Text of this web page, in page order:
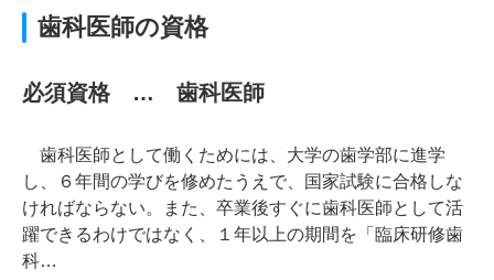
歯科医師の資格
必須資格 … 歯科医師
歯科医師として働くためには、大学の歯学部に進学
し、６年間の学びを修めたうえで、国家試験に合格しな
ければならない。また、卒業後すぐに歯科医師として活
躍できるわけではなく、１年以上の期間を「臨床研修歯
科…